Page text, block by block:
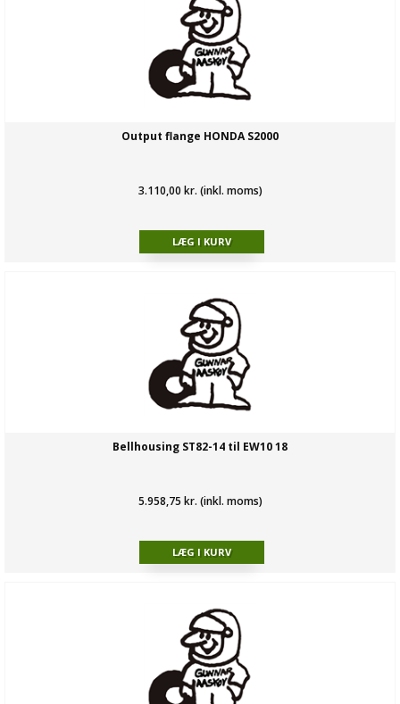
Output flange HONDA S2000
3.110,00 kr. (inkl. moms)
Bellhousing ST82-14 til EW10 18
5.958,75 kr. (inkl. moms)